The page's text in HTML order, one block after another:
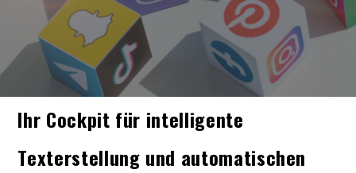
Ihr Cockpit für intelligente
Texterstellung und automatischen